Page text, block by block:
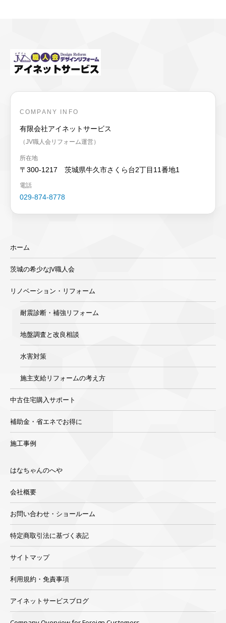
COMPANY INFO
有限会社アイネットサービス
（JV職人会リフォーム運営）
所在地
〒300-1217 茨城県牛久市さくら台2丁目11番地1
電話
029-874-8778
ホーム
茨城の希少なJV職人会
リノベーション・リフォーム
耐震診断・補強リフォーム
地盤調査と改良相談
水害対策
施主支給リフォームの考え方
中古住宅購入サポート
補助金・省エネでお得に
施工事例
はなちゃんのへや
会社概要
お問い合わせ・ショールーム
特定商取引法に基づく表記
サイトマップ
利用規約・免責事項
アイネットサービスブログ